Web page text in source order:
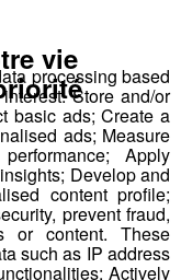
de
-21 septembre
processing based
Store and/or
basic ads; Create a
ads; Measure
Apply
Develop and
content profile;
prevent fraud,
or content. These
such as IP address
Actively
vie